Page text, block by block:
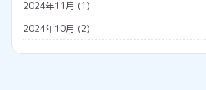
技人国
技能実習日誌
2024年11月 (1)
2024年10月 (2)
2024年7月(1)